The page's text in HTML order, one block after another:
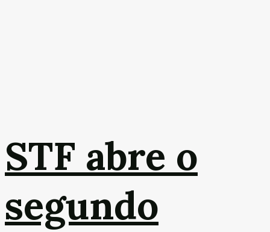
STF abre o
segundo